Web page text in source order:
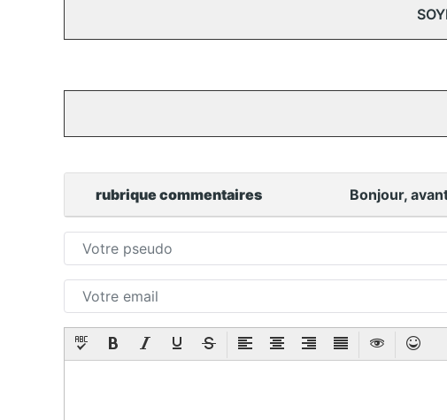
rubrique commentaires Bonjour,